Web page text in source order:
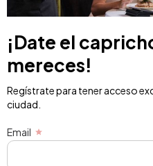
¡Date el
mereces!
Regístrate para tener acceso
ciudad.
Email